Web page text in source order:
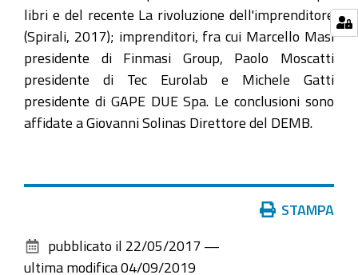
libri e del recente La rivoluzione dell'imprenditore
(Spirali, 2017); imprenditori, fra cui Marcello Masi
presidente di Finmasi Group, Paolo Moscatti
presidente di Tec Eurolab e Michele Gatti
presidente di GAPE DUE Spa. Le conclusioni sono
affidate a Giovanni Solinas Direttore del DEMB.
documento
STAMPA
pubblicato il 22/05/2017 —
ultima modifica 04/09/2019